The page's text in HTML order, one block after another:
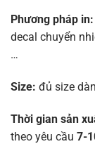
Phương pháp in:
decal chuyển
…
Size: đủ size
Thời gian sản
theo yêu cầu 7-